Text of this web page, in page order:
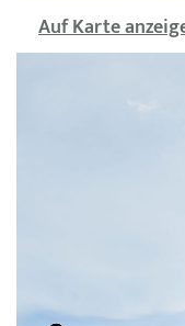
Auf Karte